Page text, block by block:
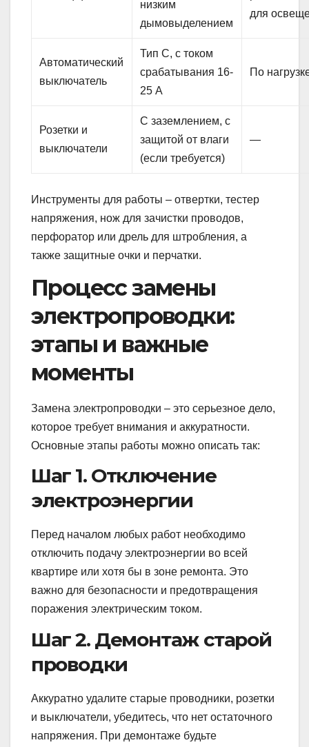
низким
дымовыделением
для
Автоматический
выключатель
Тип С, с током
срабатывания 16-
25 А
По
Розетки и
выключатели
С заземлением, с
защитой от влаги
(если требуется)
—
Инструменты для работы – отвертки, тестер
напряжения, нож для зачистки проводов,
перфоратор или дрель для штробления, а
также защитные очки и перчатки.
Процесс замены
электропроводки:
этапы и важные
моменты
Замена электропроводки – это серьезное дело,
которое требует внимания и аккуратности.
Основные этапы работы можно описать так:
Шаг 1. Отключение
электроэнергии
Перед началом любых работ необходимо
отключить подачу электроэнергии во всей
квартире или хотя бы в зоне ремонта. Это
важно для безопасности и предотвращения
поражения электрическим током.
Шаг 2. Демонтаж старой
проводки
Аккуратно удалите старые проводники, розетки
и выключатели, убедитесь, что нет остаточного
напряжения. При демонтаже будьте